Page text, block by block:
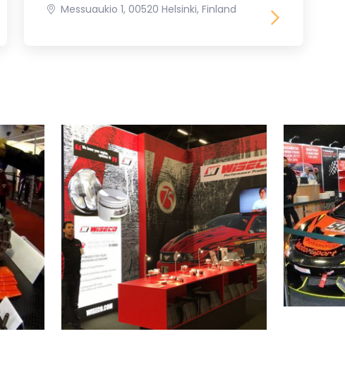
Messuaukio 1, 00520 Helsinki, Finland